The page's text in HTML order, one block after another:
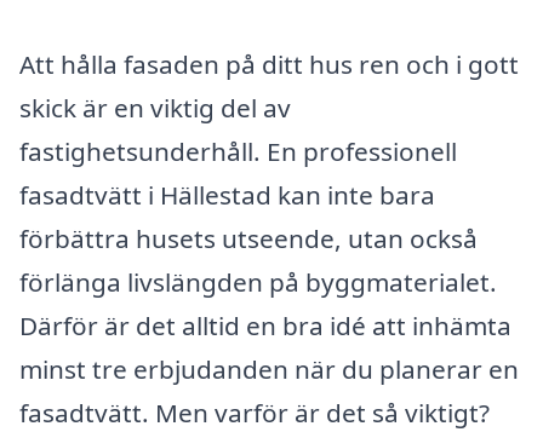
Att hålla fasaden på ditt hus ren och i gott
skick är en viktig del av
fastighetsunderhåll. En professionell
fasadtvätt i Hällestad kan inte bara
förbättra husets utseende, utan också
förlänga livslängden på byggmaterialet.
Därför är det alltid en bra idé att in­hämta
minst tre erbjudanden när du planerar en
fasadtvätt. Men varför är det så viktigt?